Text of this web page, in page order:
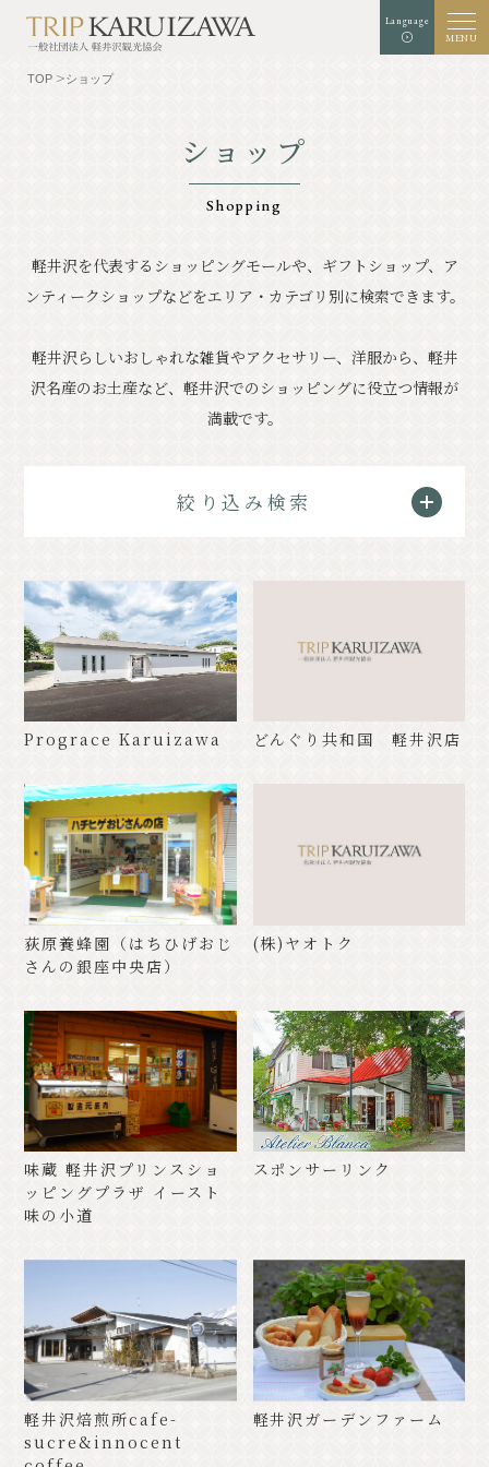
Language
MENU
黒 青
文字
TOP
軽井沢を知る
⾃然
グルメ
体験・アート
ショップ
イベント情報
お知らせ アクセス
フォトギャラリー
その他の協会員
観光案内所
観光協会について
会議室利⽤希望お申し込み
軽井沢観光会館利⽤お申し込み
バナー広告案内
お問い合わせ
プライバシーポリシー
PR
TOP ショップ
ショップ
Shopping
軽井沢を代表するショッピングモールや、ギフトショップ、ア
ンティークショップなどをエリア・カテゴリ別に検索できます。
軽井沢らしいおしゃれな雑貨やアクセサリー、洋服から、軽井
沢名産のお土産など、 軽井沢でのショッピングに役立つ情報が
満載です。
絞り込み検索
Prograce Karuizawa どんぐり共和国 軽井沢店
荻原養蜂園（はちひげおじ
さんの銀座中央店）
(株)ヤオトク
味蔵 軽井沢プリンスショ
ッピングプラザ イースト
味の小道
スポンサーリンク
軽井沢焙煎所cafe-
sucre&innocent
軽井沢ガーデンファーム